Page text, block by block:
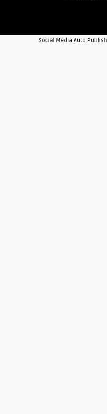
Social Media Auto Publish